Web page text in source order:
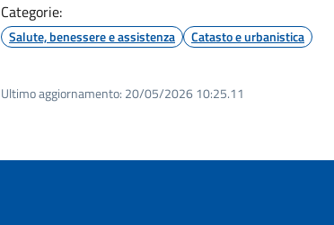
Categorie:
Salute, benessere e assistenza Catasto e urbanistica
Ultimo aggiornamento: 20/05/2026 10:25.11